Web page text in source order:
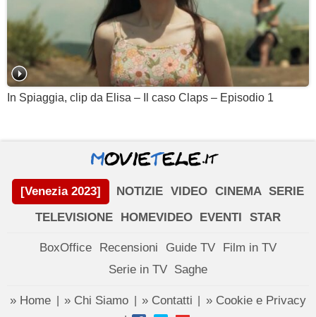
In Spiaggia, clip da Elisa – Il caso Claps – Episodio 1
[Venezia 2023] NOTIZIE VIDEO CINEMA SERIE
TELEVISIONE
HOMEVIDEO EVENTI STAR
BoxOffice Recensioni Guide TV
Film in TV
Serie in TV Saghe
» Home » Chi Siamo » Contatti » Cookie e Privacy